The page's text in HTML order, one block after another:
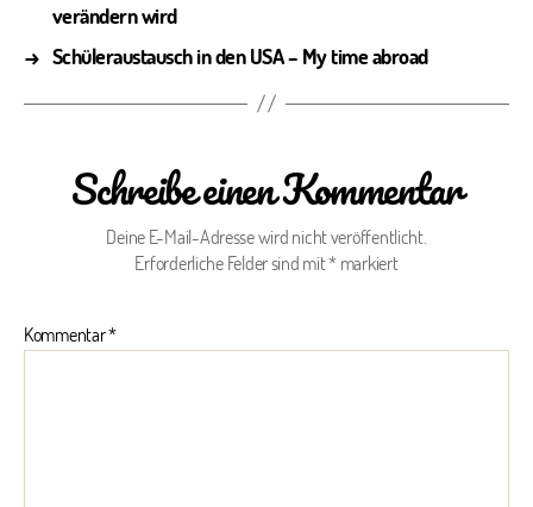
verändern wird
→ Schüleraustausch in den USA – My time abroad
Schreibe einen Kommentar
Deine E-Mail-Adresse wird nicht veröffentlicht.
Erforderliche Felder sind mit*markiert
Kommentar*